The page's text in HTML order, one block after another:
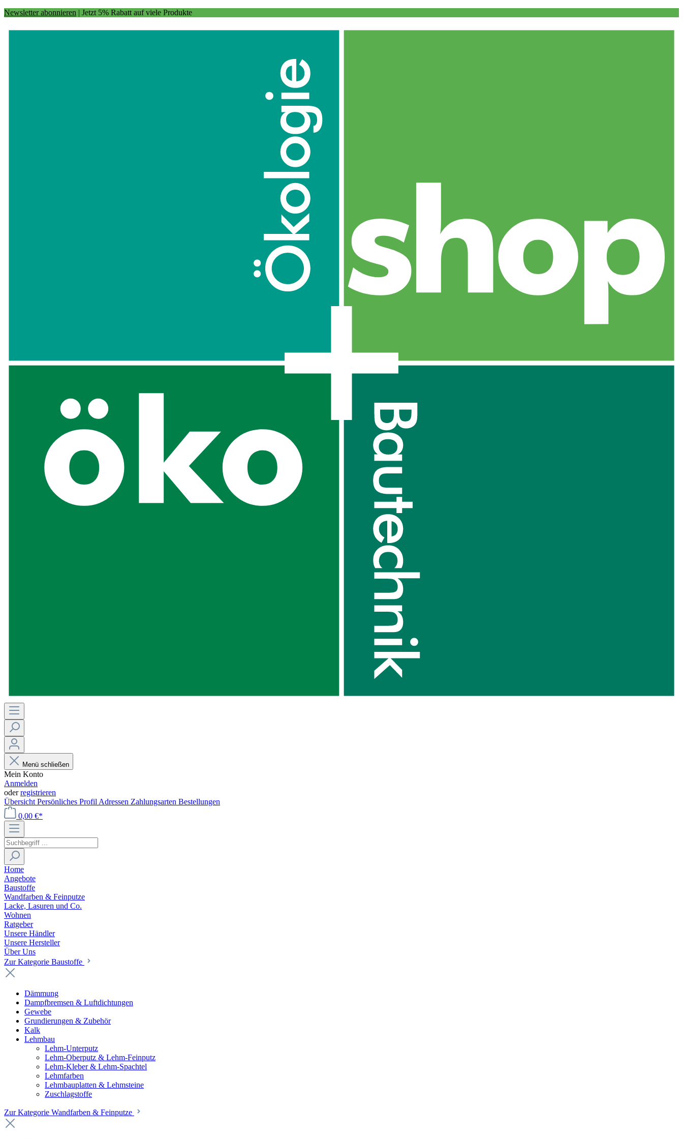
Newsletter abonnieren | Jetzt 5% Rabatt auf viele Produkte
Menü schließen
Mein Konto
Anmelden
oderregistrieren
Übersicht Persönliches Profil Adressen Zahlungsarten Bestellungen
0,00 €*
Home
Angebote
Baustoffe
Wandfarben & Feinputze
Lacke, Lasuren und Co.
Wohnen
Ratgeber
Unsere Händler
Unsere Hersteller
Über Uns
Zur Kategorie Baustoffe
Dämmung
Dampfbremsen & Luftdichtungen
Gewebe
Grundierungen & Zubehör
Kalk
Lehmbau
Lehm-Unterputz
Lehm-Oberputz & Lehm-Feinputz
Lehm-Kleber & Lehm-Spachtel
Lehmfarben
Lehmbauplatten & Lehmsteine
Zuschlagstoffe
Zur Kategorie Wandfarben & Feinputze